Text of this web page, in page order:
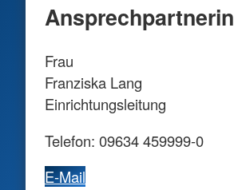
Ansprechpartnerin
Frau
Franziska Lang
Einrichtungsleitung
Telefon: 09634 459999-0
E-Mail